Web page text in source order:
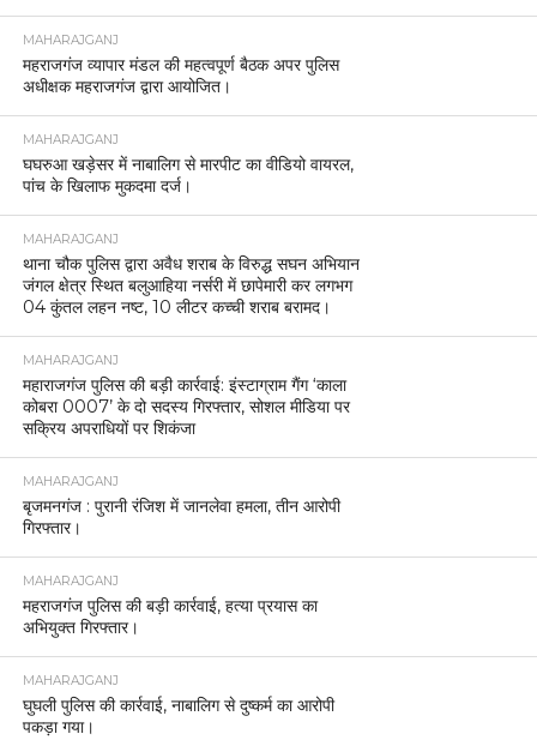
MAHARAJGANJ
महराजगंज व्यापार मंडल की महत्वपूर्ण बैठक अपर पुलिस
अधीक्षक महराजगंज द्वारा आयोजित।
MAHARAJGANJ
घघरुआ खड़ेसर में नाबालिग से मारपीट का वीडियो वायरल,
पांच के खिलाफ मुकदमा दर्ज।
MAHARAJGANJ
थाना चौक पुलिस द्वारा अवैध शराब के विरुद्ध सघन अभियान
जंगल क्षेत्र स्थित बलुआहिया नर्सरी में छापेमारी कर लगभग
04 कुंतल लहन नष्ट, 10 लीटर कच्ची शराब बरामद।
MAHARAJGANJ
महाराजगंज पुलिस की बड़ी कार्रवाई: इंस्टाग्राम गैंग ‘काला
कोबरा 0007’ के दो सदस्य गिरफ्तार, सोशल मीडिया पर
सक्रिय अपराधियों पर शिकंजा
MAHARAJGANJ
बृजमनगंज : पुरानी रंजिश में जानलेवा हमला, तीन आरोपी
गिरफ्तार।
MAHARAJGANJ
महराजगंज पुलिस की बड़ी कार्रवाई, हत्या प्रयास का
अभियुक्त गिरफ्तार।
MAHARAJGANJ
घुघली पुलिस की कार्रवाई, नाबालिग से दुष्कर्म का आरोपी
पकड़ा गया।